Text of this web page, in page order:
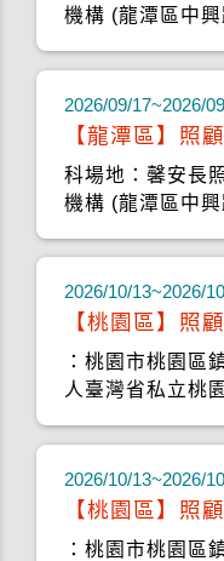
機構 (龍潭區
2026/09/17~2026/
【龍潭區】照
科場地：馨安長
機構 (龍潭區
2026/10/13~2026/
【桃園區】照
：桃園市桃園區
人臺灣省私立桃
2026/10/13~2026/
【桃園區】照
：桃園市桃園區